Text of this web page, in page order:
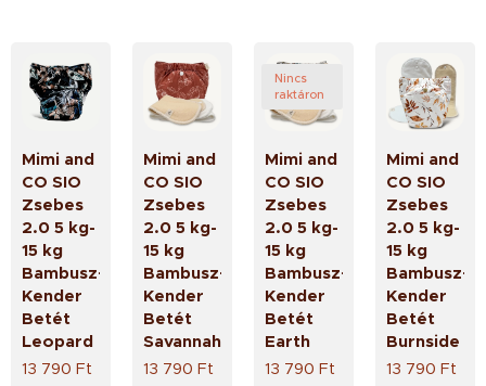
Mimi and
CO SIO
Zsebes
2.0 5 kg-
15 kg
Bambusz+
Kender
Betét
Leopard
13 790 Ft
Mimi and
CO SIO
Zsebes
2.0 5 kg-
15 kg
Bambusz+
Kender
Betét
Savannah
13 790 Ft
Mimi and
CO SIO
Zsebes
2.0 5 kg-
15 kg
Bambusz+
Kender
Betét
Earth
Nincs
raktáron
13 790 Ft
Mimi and
CO SIO
Zsebes
2.0 5 kg-
15 kg
Bambusz+
Kender
Betét
Burnside
13 790 Ft